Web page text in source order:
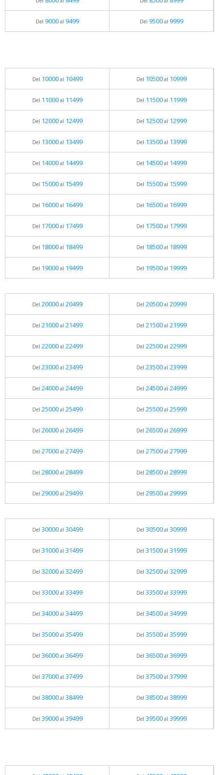
Del 9000al 9499 Del 9500al 9999
Del 10000al 10499 Del 10500al 10999
Del 11000al 11499 Del 11500al 11999
Del 12000al 12499 Del 12500al 12999
Del 13000al 13499 Del 13500al 13999
Del 14000al 14499 Del 14500al 14999
Del 15000al 15499 Del 15500al 15999
Del 16000al 16499 Del 16500al 16999
Del 17000al 17499 Del 17500al 17999
Del 18000al 18499 Del 18500al 18999
Del 19000al 19499 Del 19500al 19999
Del 20000al 20499 Del 20500al 20999
Del 21000al 21499 Del 21500al 21999
Del 22000al 22499 Del 22500al 22999
Del 23000al 23499 Del 23500al 23999
Del 24000al 24499 Del 24500al 24999
Del 25000al 25499 Del 25500al 25999
Del 26000al 26499 Del 26500al 26999
Del 27000al 27499 Del 27500al 27999
Del 28000al 28499 Del 28500al 28999
Del 29000al 29499 Del 29500al 29999
Del 30000al 30499 Del 30500al 30999
Del 31000al 31499 Del 31500al 31999
Del 32000al 32499 Del 32500al 32999
Del 33000al 33499 Del 33500al 33999
Del 34000al 34499 Del 34500al 34999
Del 35000al 35499 Del 35500al 35999
Del 36000al 36499 Del 36500al 36999
Del 37000al 37499 Del 37500al 37999
Del 38000al 38499 Del 38500al 38999
Del 39000al 39499 Del 39500al 39999